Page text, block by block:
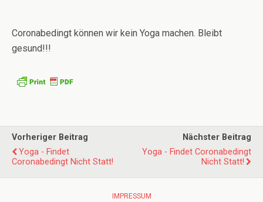
Coronabedingt können wir kein Yoga machen. Bleibt
gesund!!!
Vorheriger Beitrag
Yoga - Findet
Coronabedingt Nicht Statt!
Nächster Beitrag
Yoga - Findet Coronabedingt
Nicht Statt!
IMPRESSUM